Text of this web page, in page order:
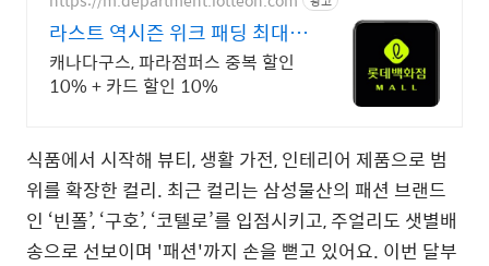
라스트 역시즌 위크 패딩 최대
74% 할인
캐나다구스, 파라점퍼스 중복 할인
10% + 카드 할인 10%
식품에서 시작해 뷰티, 생활 가전, 인테리어 제품으로 범
위를 확장한 컬리. 최근 컬리는 삼성물산의 패션 브랜드
인 ‘빈폴’, ‘구호’, ‘코텔로’를 입점시키고, 주얼리도 샛별배
송으로 선보이며 '패션'까지 손을 뻗고 있어요. 이번 달부